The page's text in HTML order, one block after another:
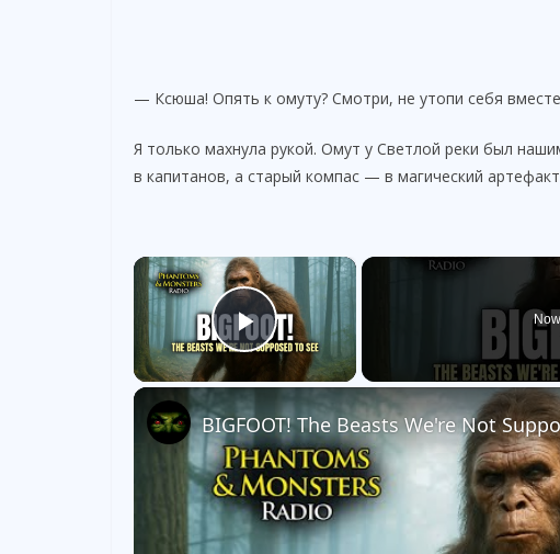
— Ксюша! Опять к омуту? Смотри, не утопи себя
Я только махнула рукой. Омут у Светлой реки был
в капитанов, а старый компас — в магический
×
Play Video
BIGFOOT! The Beasts We're Not